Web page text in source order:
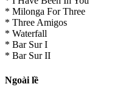
* Milonga For Three
* Three Amigos
* Waterfall
* Bar Sur I
* Bar Sur II
Ngoài lề